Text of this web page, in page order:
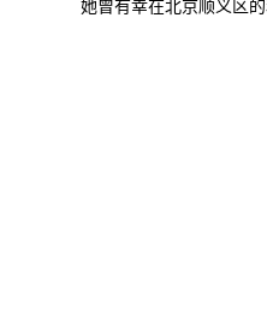
她曾有幸在北京顺义区